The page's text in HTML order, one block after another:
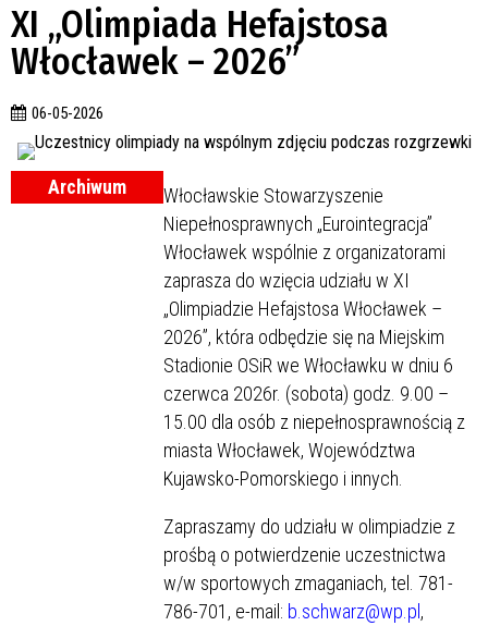
XI „Olimpiada Hefajstosa
Włocławek – 2026”
06-05-2026
Archiwum
Włocławskie Stowarzyszenie
Niepełnosprawnych „Eurointegracja”
Włocławek wspólnie z organizatorami
zaprasza do wzięcia udziału w XI
„Olimpiadzie Hefajstosa Włocławek –
2026”, która odbędzie się na Miejskim
Stadionie OSiR we Włocławku w dniu 6
czerwca 2026r. (sobota) godz. 9.00 –
15.00 dla osób z niepełnosprawnością z
miasta Włocławek, Województwa
Kujawsko-Pomorskiego i innych.
Zapraszamy do udziału w olimpiadzie z
prośbą o potwierdzenie uczestnictwa
w/w sportowych zmaganiach, tel. 781-
786-701, e-mail: b.schwarz@wp.pl,